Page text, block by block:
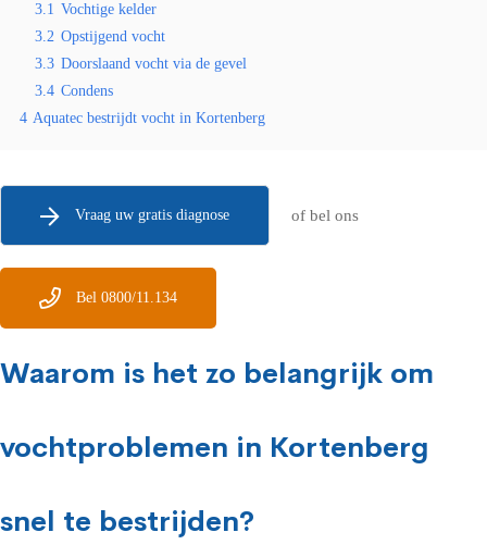
3.1 Vochtige kelder
3.2 Opstijgend vocht
3.3 Doorslaand vocht via de gevel
3.4 Condens
4 Aquatec bestrijdt vocht in Kortenberg
Vraag uw gratis diagnose of bel ons
Bel 0800/11.134
Waarom is het zo belangrijk om
vochtproblemen in Kortenberg
snel te bestrijden?